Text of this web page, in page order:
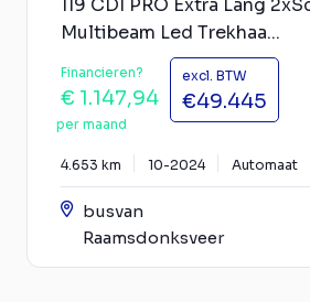
Multibeam Led Trekhaa...
Financieren?
€ 1.147,94
per maand
excl. BTW
€49.445
4.653 km 10-2024 Automaat
busvan
Raamsdonksveer